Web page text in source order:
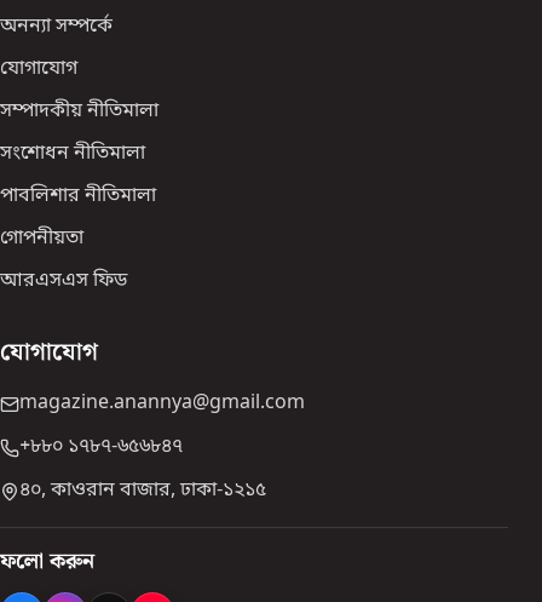
অনন্যা সম্পর্কে
যোগাযোগ
সম্পাদকীয় নীতিমালা
সংশোধন নীতিমালা
পাবলিশার নীতিমালা
গোপনীয়তা
আরএসএস ফিড
যোগাযোগ
magazine.anannya@gmail.com
+৮৮০ ১৭৮৭-৬৫৬৮৪৭
৪০, কাওরান বাজার, ঢাকা-১২১৫
ফলো করুন